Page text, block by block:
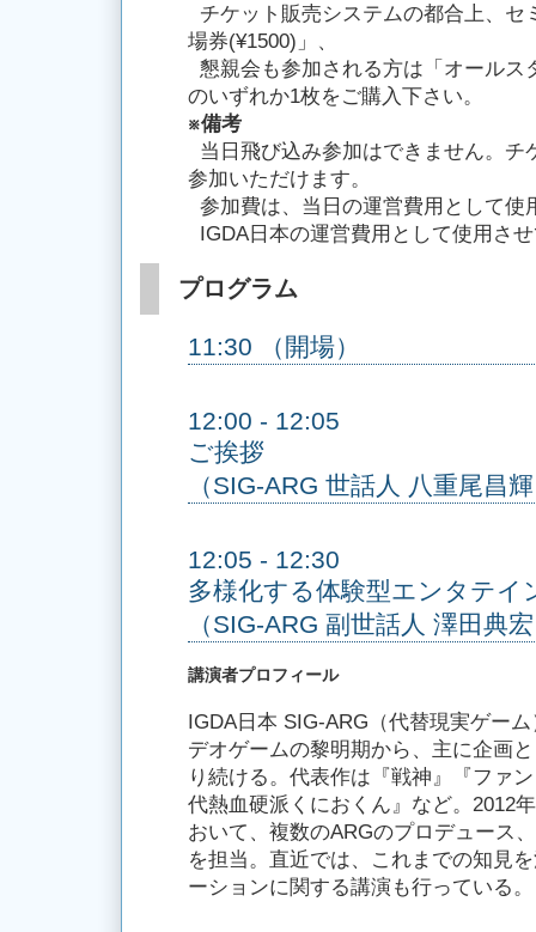
チケット販売システムの都合上、セ
場券(¥1500)」、
懇親会も参加される方は「オールス
のいずれか1枚をご購入下さい。
※備考
当日飛び込み参加はできません。チ
参加いただけます。
参加費は、当日の運営費用として使
IGDA日本の運営費用として使用さ
プログラム
11:30 （開場）
12:00 - 12:05
ご挨拶
（SIG-ARG 世話人 八重尾昌
12:05 - 12:30
多様化する体験型エンタテイ
（SIG-ARG 副世話人 澤田典
講演者プロフィール
IGDA日本 SIG-ARG（代替現実ゲー
デオゲームの黎明期から、主に企画
り続ける。代表作は『戦神』『ファ
代熱血硬派くにおくん』など。2012
おいて、複数のARGのプロデュース
を担当。直近では、これまでの知見
ーションに関する講演も行っている。